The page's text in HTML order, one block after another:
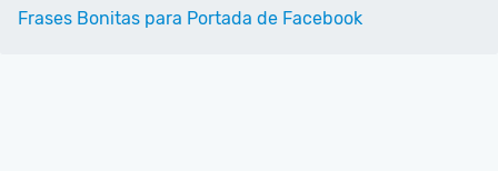
Frases Bonitas para Portada de Facebook